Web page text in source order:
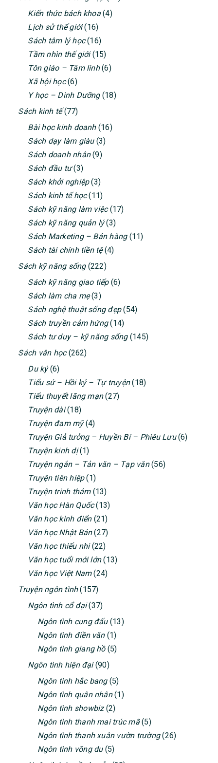
SIDEBAR
Kiến thức bách khoa(4)
Lịch sử thế giới(16)
Sách tâm lý học(16)
Tầm nhìn thế giới(15)
Tôn giáo – Tâm linh(6)
Xã hội học(6)
Y học – Dinh Dưỡng(18)
Sách kinh tế(77)
Bài học kinh doanh(16)
Sách dạy làm giàu(3)
Sách doanh nhân(9)
Sách đầu tư(3)
Sách khởi nghiệp(3)
Sách kinh tế học(11)
Sách kỹ năng làm việc(17)
Sách kỹ năng quản lý(3)
Sách Marketing – Bán hàng(11)
Sách tài chính tiền tệ(4)
Sách kỹ năng sống(222)
Sách kỹ năng giao tiếp(6)
Sách làm cha mẹ(3)
Sách nghệ thuật sống đẹp(54)
Sách truyền cảm hứng(14)
Sách tư duy – kỹ năng sống(145)
Sách văn học(262)
Du ký(6)
Tiểu sử – Hồi ký – Tự truyện(18)
Tiểu thuyết lãng mạn(27)
Truyện dài(18)
Truyện đam mỹ(4)
Truyện Giả tưởng – Huyền Bí – Phiêu Lưu(6)
Truyện kinh dị(1)
Truyện ngắn – Tản văn – Tạp văn(56)
Truyện tiên hiệp(1)
Truyện trinh thám(13)
Văn học Hàn Quốc(13)
Văn học kinh điển(21)
Văn học Nhật Bản(27)
Văn học thiếu nhi(22)
Văn học tuổi mới lớn(13)
Văn học Việt Nam(24)
Truyện ngôn tình(157)
Ngôn tình cổ đại(37)
Ngôn tình cung đấu(13)
Ngôn tình điền văn(1)
Ngôn tình giang hồ(5)
Ngôn tình hiện đại(90)
Ngôn tình hắc bang(5)
Ngôn tình quân nhân(1)
Ngôn tình showbiz(2)
Ngôn tình thanh mai trúc mã(5)
Ngôn tình thanh xuân vườn trường(26)
Ngôn tình võng du(5)